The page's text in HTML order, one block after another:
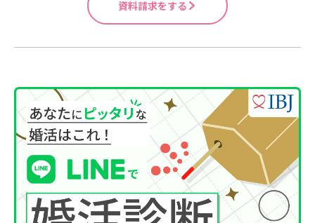
資料請求をする